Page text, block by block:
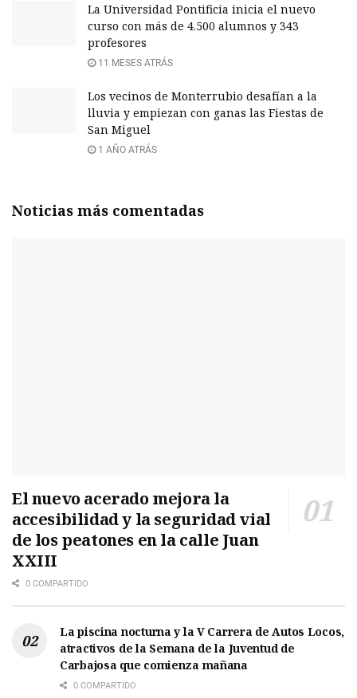
La Universidad Pontificia inicia el nuevo
curso con más de 4.500 alumnos y 343
profesores
11 MESES ATRÁS
Los vecinos de Monterrubio desafían a la
lluvia y empiezan con ganas las Fiestas de
San Miguel
1 AÑO ATRÁS
Noticias más comentadas
El nuevo acerado mejora la
accesibilidad y la seguridad vial
de los peatones en la calle Juan
XXIII
0 COMPARTIDO
La piscina nocturna y la V Carrera de Autos Locos,
atractivos de la Semana de la Juventud de
Carbajosa que comienza mañana
0 COMPARTIDO